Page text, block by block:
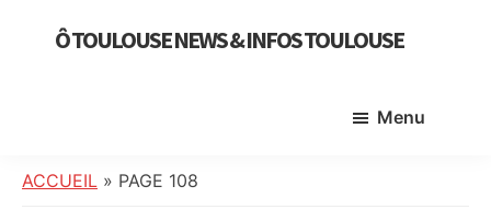
Ô TOULOUSE NEWS & INFOS TOULOUSE
:
Menu
ACCUEIL » PAGE 108